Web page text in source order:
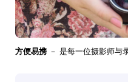
方便易携 － 是每一位摄影师与